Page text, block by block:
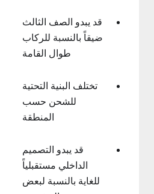
قد يبدو الصف الثالث
ضيقاً بالنسبة للركاب
طوال القامة
تختلف البنية التحتية
للشحن حسب
المنطقة
قد يبدو التصميم
الداخلي مستقبلياً
للغاية بالنسبة لبعض